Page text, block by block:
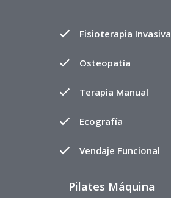
Fisioterapia Invasiva
Osteopatía
Terapia Manual
Ecografía
Vendaje Funcional
Pilates Máquina